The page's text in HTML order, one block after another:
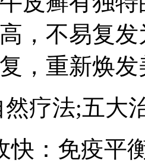
，不易复
，重新焕
疗法;五大
快：免疫平